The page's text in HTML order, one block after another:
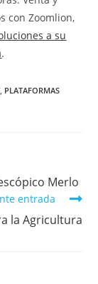
con Zoomlion,
a su
.
, PLATAFORMAS
Merlo
entrada
la Agricultura